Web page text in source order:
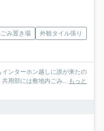
み置き場
外観タイル張り
ンターホン越しに誰が来たの
用部には敷地内ごみ... もっと